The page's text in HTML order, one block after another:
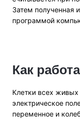
Затем полученная
программой
Как
Клетки всех
электрическое
переменное и